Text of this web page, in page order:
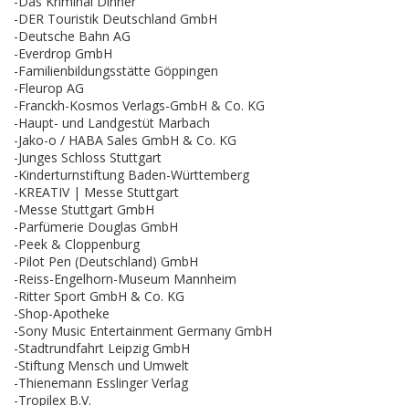
-DER Touristik Deutschland GmbH
-Deutsche Bahn AG
-Everdrop GmbH
-Familienbildungsstätte Göppingen
-Fleurop AG
-Franckh-Kosmos Verlags-GmbH & Co. KG
-Haupt- und Landgestüt Marbach
-Jako-o / HABA Sales GmbH & Co. KG
-Junges Schloss Stuttgart
-Kinderturnstiftung Baden-Württemberg
-KREATIV | Messe Stuttgart
-Messe Stuttgart GmbH
-Parfümerie Douglas GmbH
-Peek & Cloppenburg
-Pilot Pen (Deutschland) GmbH
-Reiss-Engelhorn-Museum Mannheim
-Ritter Sport GmbH & Co. KG
-Shop-Apotheke
-Sony Music Entertainment Germany GmbH
-Stadtrundfahrt Leipzig GmbH
-Stiftung Mensch und Umwelt
-Thienemann Esslinger Verlag
-Tropilex B.V.